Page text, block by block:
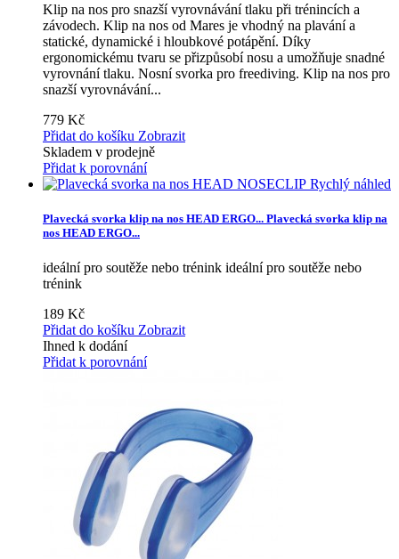
Klip na nos pro snazší vyrovnávání tlaku při trénincích a
závodech. Klip na nos od Mares je vhodný na plavání a
statické, dynamické i hloubkové potápění. Díky
ergonomickému tvaru se přizpůsobí nosu a umožňuje snadné
vyrovnání tlaku. Nosní svorka pro freediving. Klip na nos pro
snazší vyrovnávání...
779 Kč
Přidat do košíku Zobrazit
Skladem v prodejně
Přidat k porovnání
Rychlý náhled
Plavecká svorka klip na nos HEAD ERGO... Plavecká svorka klip na
nos HEAD ERGO...
ideální pro soutěže nebo trénink ideální pro soutěže nebo
trénink
189 Kč
Přidat do košíku Zobrazit
Ihned k dodání
Přidat k porovnání